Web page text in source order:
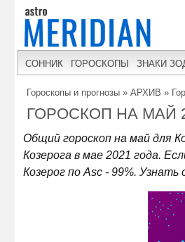
СОННИК ГОРОСКОПЫ ЗНАКИ
Гороскопы и прогнозы » АРХИВ »
ГОРОСКОП НА МАЙ
Общий гороскоп на май для
Козерога в мае 2021 года.
Козерог по Asc - 99%.